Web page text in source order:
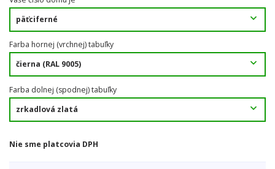
Farba hornej (vrchnej) tabuľky
Farba dolnej (spodnej) tabuľky
Nie sme platcovia DPH